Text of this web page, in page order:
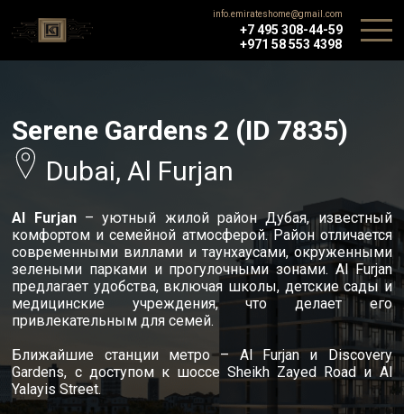
info.emirateshome@gmail.com
+7 495 308-44-59
+971 58 553 4398
Serene Gardens 2 (ID 7835)
Dubai, Al Furjan
Al Furjan– уютный жилой район Дубая, известный
комфортом и семейной атмосферой. Район отличается
современными виллами и таунхаусами, окруженными
зелеными парками и прогулочными зонами. Al Furjan
предлагает удобства, включая школы, детские сады и
медицинские учреждения, что делает его
привлекательным для семей.
Ближайшие станции метро – Al Furjan и Discovery
Gardens, с доступом к шоссе Sheikh Zayed Road и Al
Yalayis Street.